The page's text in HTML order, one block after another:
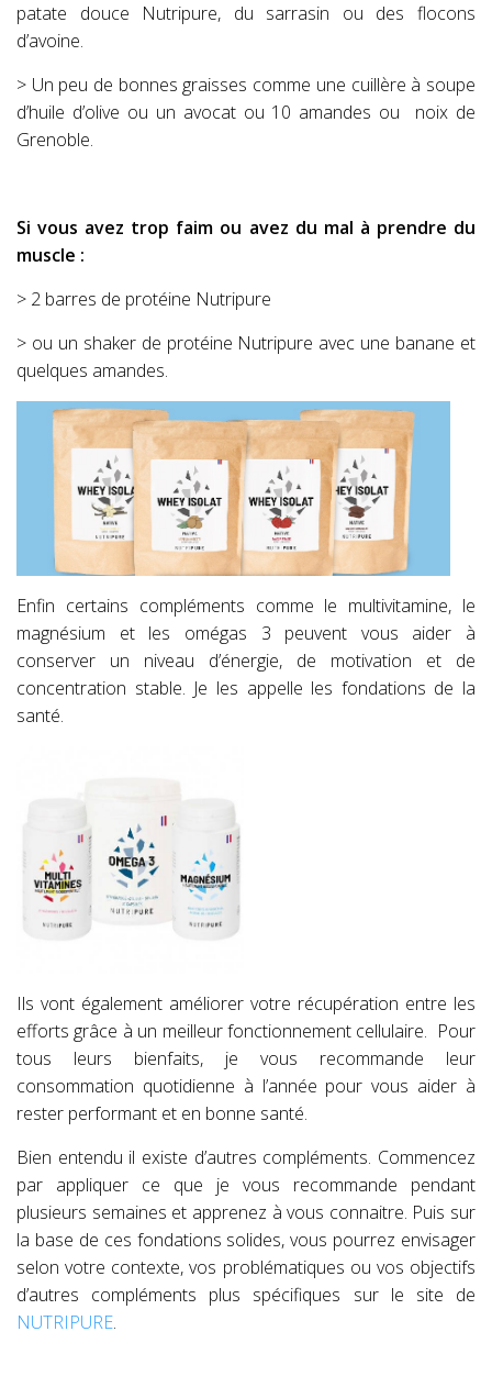
patate douce Nutripure, du sarrasin ou des flocons
d’avoine.
> Un peu de bonnes graisses comme une cuillère à soupe
d’huile d’olive ou un avocat ou 10 amandes ou
noix de
Grenoble.
Si vous avez trop faim ou avez du mal à prendre du
muscle :
> 2 barres de protéine Nutripure
> ou un shaker de protéine Nutripure avec une banane et
quelques amandes.
Enfin certains compléments comme le multivitamine, le
magnésium et les omégas 3 peuvent vous aider à
conserver un niveau d’énergie, de motivation et de
concentration stable. Je les appelle les fondations de la
santé.
Ils vont également améliorer votre récupération entre les
efforts grâce à un meilleur fonctionnement cellulaire. Pour
tous leurs bienfaits, je vous recommande leur
consommation quotidienne à l’année pour vous aider à
rester performant et en bonne santé.
Bien entendu il existe d’autres compléments. Commencez
par appliquer ce que je vous recommande pendant
plusieurs semaines et apprenez à vous connaitre. Puis sur
la base de ces fondations solides, vous pourrez envisager
selon votre contexte, vos problématiques ou vos objectifs
d’autres compléments plus spécifiques sur le site de
NUTRIPURE.